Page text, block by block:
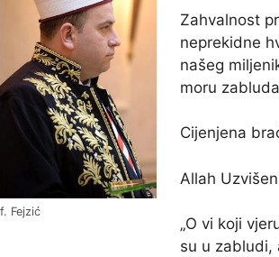
Fejzić
Zahvalnost
neprekidne
našeg
moru
Cijenjena
Allah
„O vi koji
su u zabludi,